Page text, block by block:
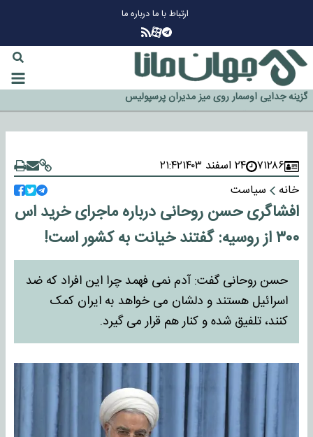
ارتباط با مادرباره ما
چرا طلا دوباره افزایشی شد؟
اخراج رسمی چهره نامدار از پرسپولیس
سازمان اطلاعات سپاه: پروژه دولت ترامپ برای مهار چین، روسیه و اروپا شکست
خورد
۷۱۲۸۶ ۲۴ اسفند ۱۴۰۳
۲۱:۴۲
خانه
سیاست
افشاگری حسن روحانی درباره ماجرای خرید اس
۳۰۰ از روسیه: گفتند خیانت به کشور است!
حسن روحانی گفت: آدم نمی فهمد چرا این افراد که ضد
اسرائیل هستند و دلشان می خواهد به ایران کمک
کنند، تلفیق شده و کنار هم قرار می گیرد.